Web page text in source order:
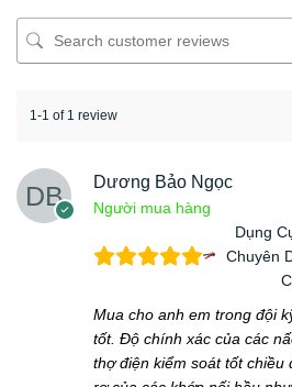
1-1 of 1 review
Dương Bảo Ngọc
Người mua hàng
Dụng
Chuyên
Mua cho anh em trong đội
tốt. Độ chính xác của các
thợ điện kiểm soát tốt